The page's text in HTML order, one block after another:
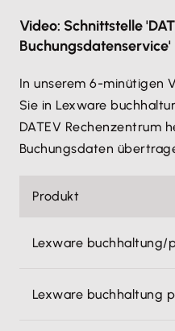
Video: Schnittstelle
Buchungsdatenservice'
In unserem 6-minütigen
Sie in Lexware
DATEV Rechenzentrum
Buchungsdaten
Produkt
Lexware buchhaltung/
Lexware buchhaltung